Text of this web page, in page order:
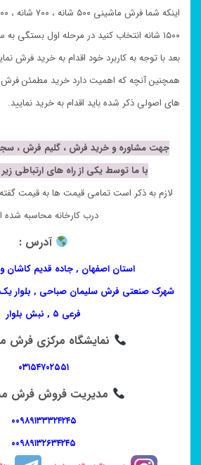
۱۵۰۰ شانه انتخاب کنید در مرحله اول بستگی
بعد با توجه به کاربرد خود اقدام به خرید فرش
همچنین آنچه که اهمیت دارد خرید مطمئن فرش
های اصولی ذکر شده باید اقدام به خرید نمایید.
جهت مشاوره و خرید فرش ، گلیم فرش ،
با ما توسط یکی از راه های ارتباطی
لازم به ذکر است تمامی قیمت ها به قیمت
درب کارخانه محاسبه شده
آدرس :
استان اصفهان , جاده قدیم کاشان
شهرک صنعتی فرش سلیمان صباحی , بلوار یک
فرعی ۵ , نبش بلوار
نمایشگاه مرکزی
۰۳۱۵۴۷۰۲۵۵۱
مدیریت فروش فرش
۰۰۹۸۹۱۳۳۳۲۴۲۴۵
۰۰۹۸۹۱۳۲۶۳۴۲۴۵